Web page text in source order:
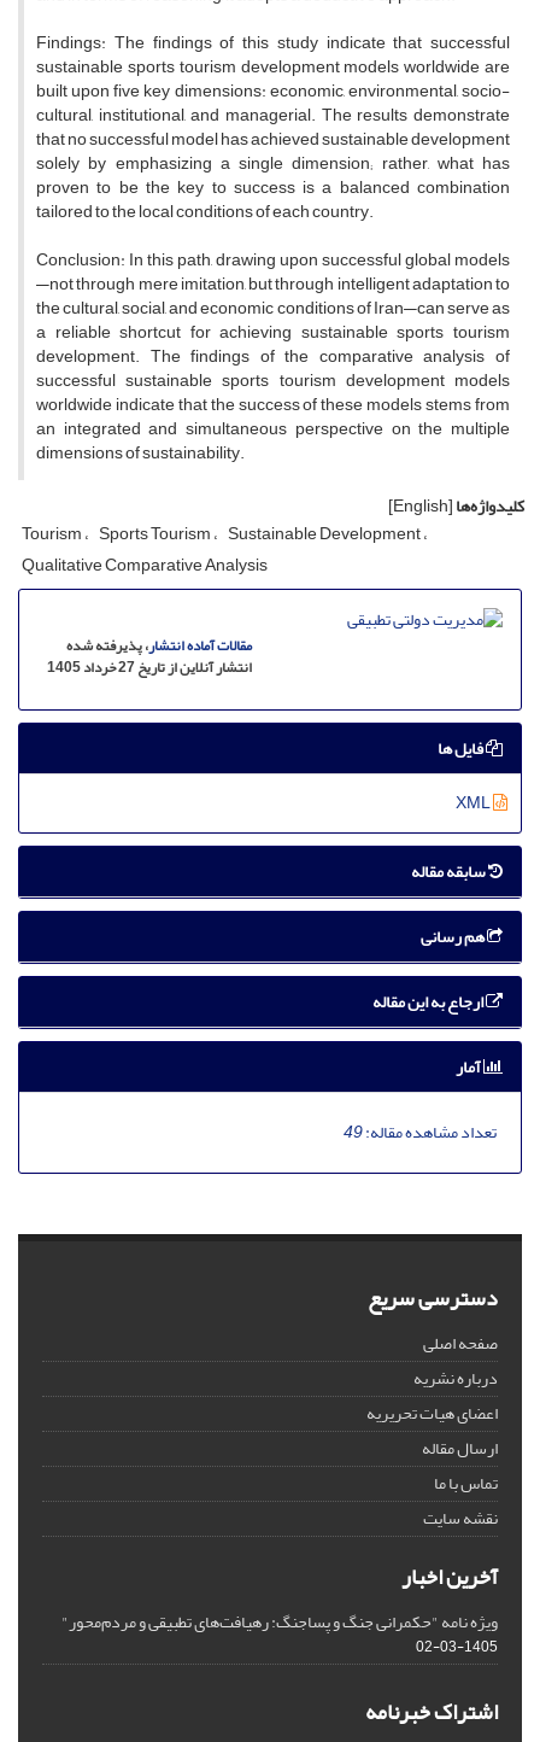
Findings: The findings of this study indicate that successful
sustainable sports tourism development models worldwide are
built upon five key dimensions: economic, environmental, socio-
cultural, institutional, and managerial. The results demonstrate
that no successful model has achieved sustainable development
solely by emphasizing a single dimension; rather, what has
proven to be the key to success is a balanced combination
tailored to the local conditions of each country.
Conclusion: In this path, drawing upon successful global models
—not through mere imitation, but through intelligent adaptation to
the cultural, social, and economic conditions of Iran—can serve as
a reliable shortcut for achieving sustainable sports tourism
development. The findings of the comparative analysis of
successful sustainable sports tourism development models
worldwide indicate that the success of these models stems from
an integrated and simultaneous perspective on the multiple
dimensions of sustainability.
کلیدواژه‌ها[English]
Tourism Sports Tourism Sustainable Development
Qualitative Comparative Analysis
مقالات آماده انتشار، پذیرفته شده
انتشار آنلاین از تاریخ 27 خرداد 1405
فایل ها
سابقه مقاله
هم رسانی
ارجاع به این مقاله
آمار
تعداد مشاهده مقاله:49
دسترسی سریع
صفحه اصلی
درباره نشریه
اعضای هیات تحریریه
ارسال مقاله
تماس با ما
نقشه سایت
آخرین اخبار
ویژه نامه "حکمرانی جنگ و پساجنگ: رهیافت‌های تطبیقی و مردم‌محور"
1405-03-02
اشتراک خبرنامه